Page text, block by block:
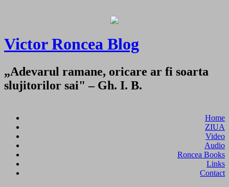
Victor Roncea Blog
„Adevarul ramane, oricare ar fi soarta
slujitorilor sai" – Gh. I. B.
Home
ZIUA
Video
Audio
Roncea Books
Links
Contact